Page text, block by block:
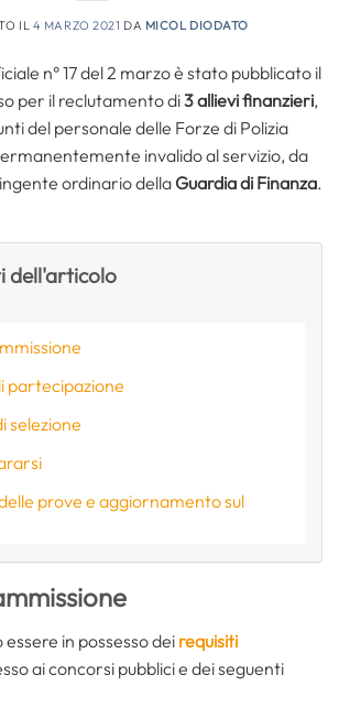
IL 4 MARZO 2021 DA MICOL DIODATO
n° 17 del 2 marzo è stato pubblicato il
per il reclutamento di3 allievi finanzieri,
del personale delle Forze di Polizia
invalido al servizio, da
ordinario della Guardia di Finanza.
dell'articolo
partecipazione
selezione
prove e aggiornamento sul
in possesso dei requisiti
ai concorsi pubblici e dei seguenti